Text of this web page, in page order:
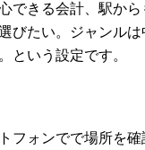
できる会計、駅か
びたい。ジャンル
という設定です。
フォンでで場所を